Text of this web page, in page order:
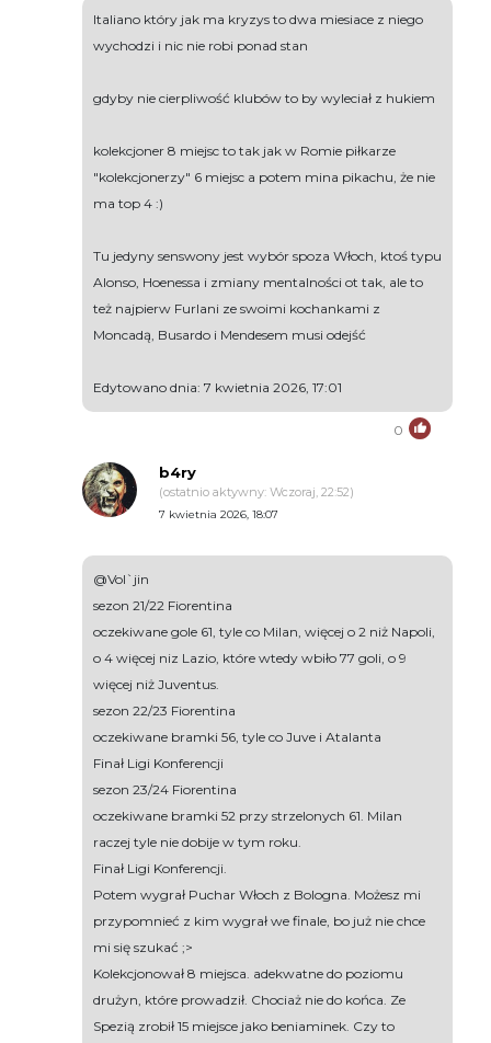
Italiano który jak ma kryzys to dwa miesiace z niego
wychodzi i nic nie robi ponad stan
gdyby nie cierpliwość klubów to by wyleciał z hukiem
kolekcjoner 8 miejsc to tak jak w Romie piłkarze
"kolekcjonerzy" 6 miejsc a potem mina pikachu, że nie
ma top 4 :)
Tu jedyny senswony jest wybór spoza Włoch, ktoś typu
Alonso, Hoenessa i zmiany mentalności ot tak, ale to
też najpierw Furlani ze swoimi kochankami z
Moncadą, Busardo i Mendesem musi odejść
Edytowano dnia: 7 kwietnia 2026, 17:01
0
b4ry
(ostatnio aktywny: Wczoraj, 22:52)
7 kwietnia 2026, 18:07
@Vol`jin
sezon 21/22 Fiorentina
oczekiwane gole 61, tyle co Milan, więcej o 2 niż Napoli,
o 4 więcej niz Lazio, które wtedy wbiło 77 goli, o 9
więcej niż Juventus.
sezon 22/23 Fiorentina
oczekiwane bramki 56, tyle co Juve i Atalanta
Finał Ligi Konferencji
sezon 23/24 Fiorentina
oczekiwane bramki 52 przy strzelonych 61. Milan
raczej tyle nie dobije w tym roku.
Finał Ligi Konferencji.
Potem wygrał Puchar Włoch z Bologna. Możesz mi
przypomnieć z kim wygrał we finale, bo już nie chce
mi się szukać ;>
Kolekcjonował 8 miejsca. adekwatne do poziomu
drużyn, które prowadził. Chociaż nie do końca. Ze
Spezią zrobił 15 miejsce jako beniaminek. Czy to